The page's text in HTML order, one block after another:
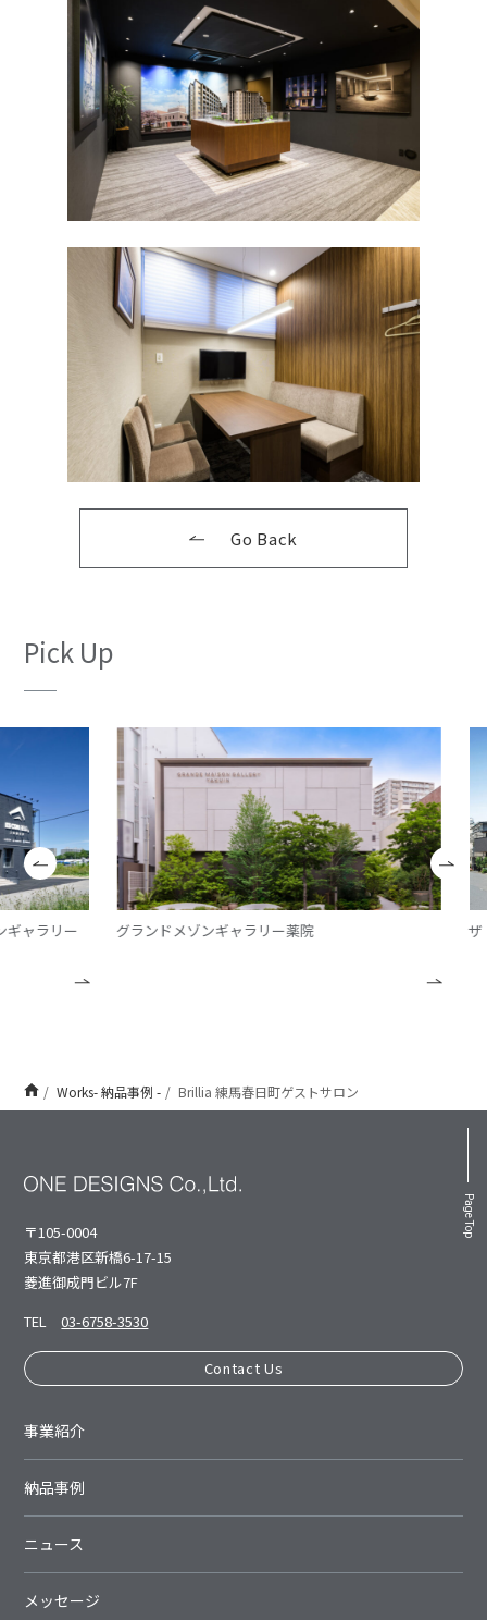
Go Back
Pick Up
ラリー グランドメゾンギャラリー薬院 ザ
Works- 納品事例 - Brillia 練馬春日町ゲストサロン
Page Top
〒105-0004
東京都港区新橋6-17-15
菱進御成⾨ビル7F
TEL
03-6758-3530
Contact Us
事業紹介
納品事例
ニュース
メッセージ